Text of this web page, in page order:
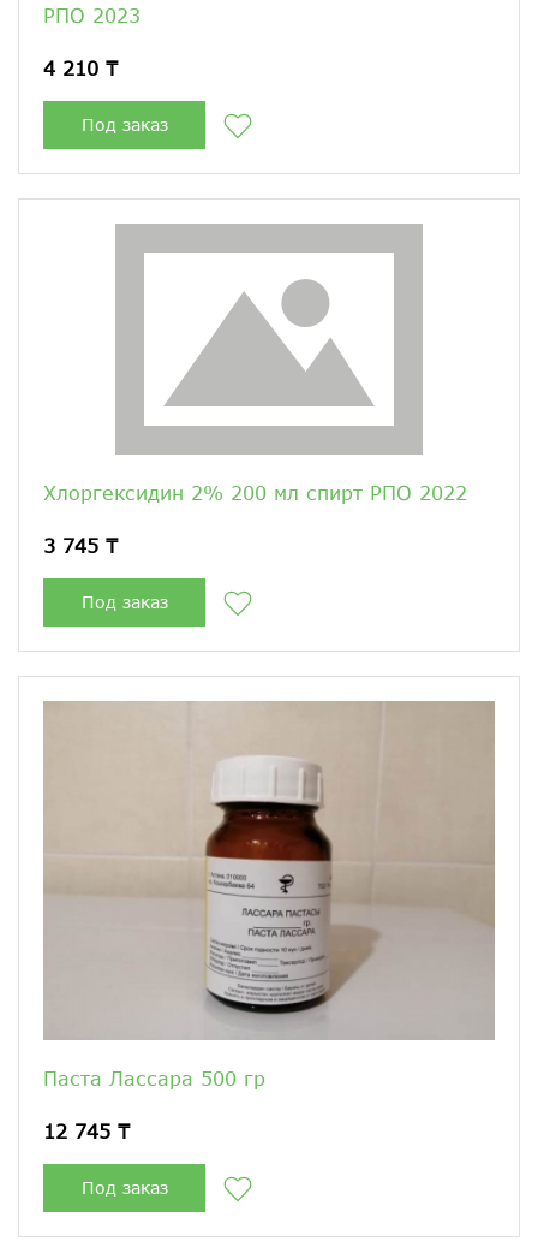
РПО 2023
4 210 ₸
Под заказ
Хлоргексидин 2% 200 мл спирт РПО 2022
3 745 ₸
Под заказ
Паста Лассара 500 гр
12 745 ₸
Под заказ